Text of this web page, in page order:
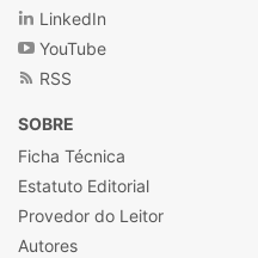
LinkedIn
YouTube
RSS
SOBRE
Ficha Técnica
Estatuto Editorial
Provedor do Leitor
Autores